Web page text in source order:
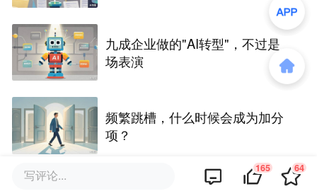
九成企业做的"AI转型"，不过是
场表演
频繁跳槽，什么时候会成为加分
项？
写评论... 165 64